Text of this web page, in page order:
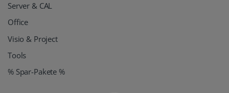
Server & CAL
Office
Visio & Project
Tools
% Spar-Pakete %